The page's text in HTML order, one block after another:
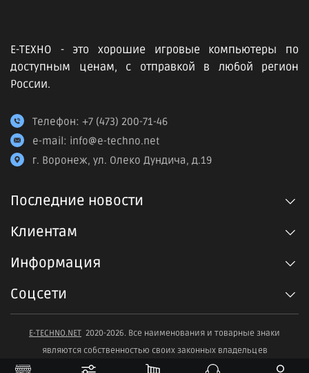
Е-ТЕХНО - это хорошие игровые компьютеры по
доступным ценам, с отправкой в любой регион
России.
Телефон: +7 (473) 200-71-46
e-mail: info@e-techno.net
г. Воронеж, ул. Олеко Дундича, д.19
Последние новости
Клиентам
Информация
Соцсети
E-TECHNO.NET 2020-2026. Все наименования и товарные знаки
являются собственностью своих законных владельцев